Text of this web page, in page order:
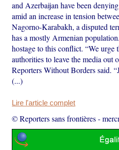
and Azerbaijan have been
amid an increase in tension
Nagorno-Karabakh, a disputed
has a mostly Armenian
hostage to this conflict. “We urge
authorities to leave the media out
Reporters Without Borders said.
(...)
Lire l'article complet
© Reporters sans frontières-